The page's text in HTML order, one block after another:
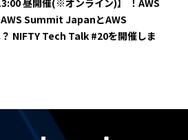
昼開催(※オンライン)】 ！AWS
Summit JapanとAWS
NIFTY Tech Talk #20を開催しま